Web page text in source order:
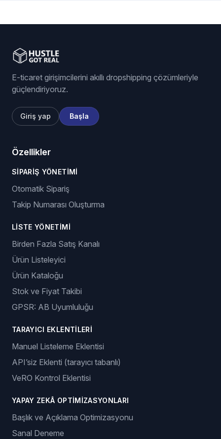
E-ticaret girişimcilerini akıllı dropshipping çözümleriyle
güçlendiriyoruz.
Giriş yap Başla
Özellikler
SIPARIŞ YÖNETIMI
Otomatik Sipariş
Takip Numarası Oluşturma
LISTE YÖNETIMI
Birden Fazla Satış Kanalı
Ürün Listeleyici
Ürün Kataloğu
Stok ve Fiyat Takibi
GPSR: AB Uyumluluğu
TARAYICI EKLENTILERI
Manuel Listeleme Eklentisi
API’siz Eklenti (tarayıcı tabanlı)
VeRO Kontrol Eklentisi
YAPAY ZEKÂ OPTIMIZASYONLARI
Başlık ve Açıklama Optimizasyonu
Sanal Deneme